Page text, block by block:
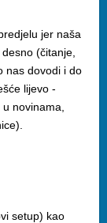
jer naša
(čitanje,
nas dovodi i do
lijevo -
novinama,
setup) kao